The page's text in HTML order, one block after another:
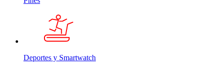
Deportes y Smartwatch